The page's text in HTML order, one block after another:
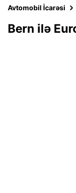
Avtomobil İcarəsi
Bern ilə